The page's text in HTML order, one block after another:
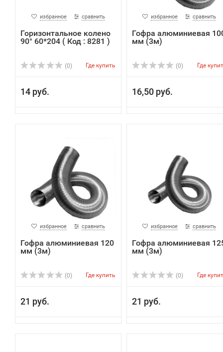
избранное сравнить
Горизонтальное колено
90° 60*204 ( Код : 8281 )
(0) Где купить
14 руб.
избранное сравнить
Гофра алюминиевая
мм (3м)
(0) Где
16,50 руб.
избранное сравнить
Гофра алюминиевая 120
мм (3м)
(0) Где купить
21 руб.
избранное сравнить
Гофра алюминиевая
мм (3м)
(0) Где
21 руб.